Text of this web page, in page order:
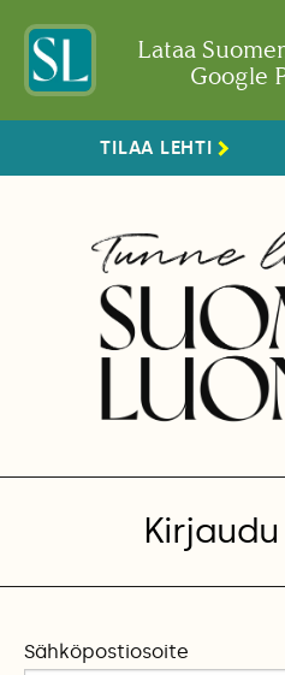
Lataa
Google
TILAA LEHTI
Sähköpostiosoite